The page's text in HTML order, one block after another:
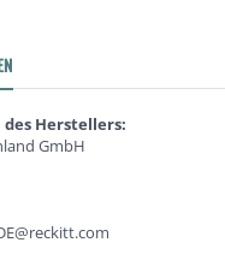
Herstellers:
GmbH